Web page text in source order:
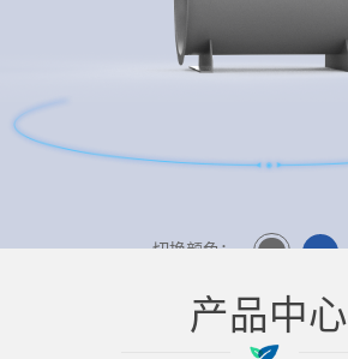
切换颜色：
产品中心